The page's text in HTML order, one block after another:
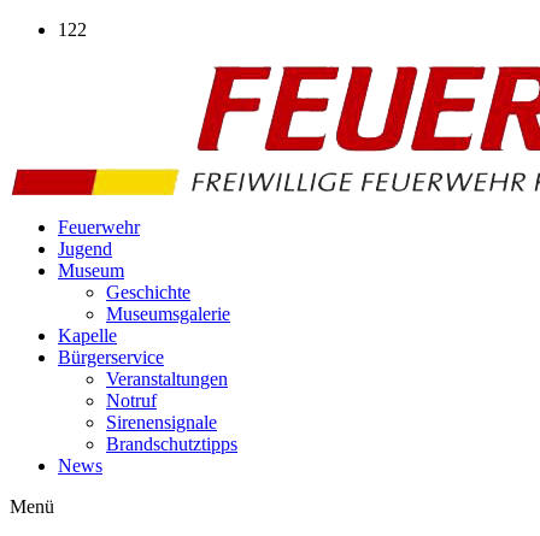
Zum
122
Feuerwehr
Jugend
Museum
Geschichte
Museumsgalerie
Kapelle
Bürgerservice
Veranstaltungen
Notruf
Sirenensignale
Brandschutztipps
News
Menü